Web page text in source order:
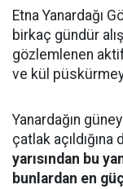
Etna Yanardağı
birkaç gündür
gözlemlenen
ve kül
Yanardağın
çatlak
yarısından bu
bunlardan en